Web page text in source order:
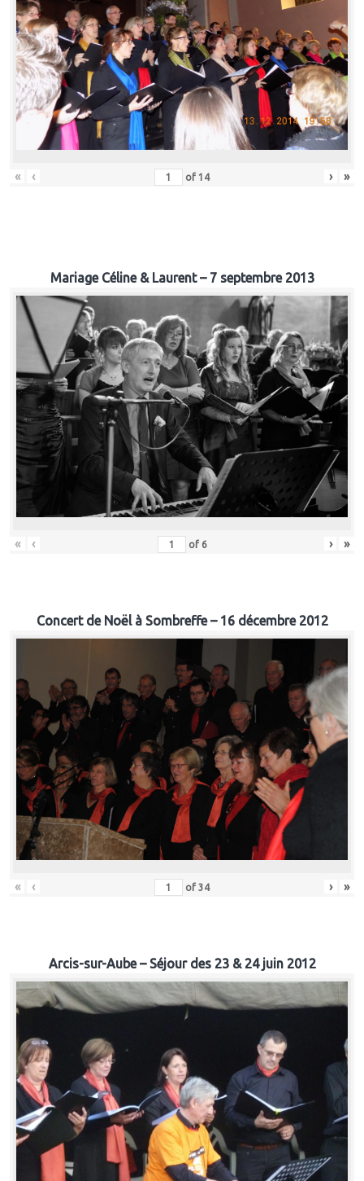
« ‹ of 14 › »
Mariage Céline & Laurent – 7 septembre 2013
« ‹ of 6 › »
Concert de Noël à Sombreffe – 16 décembre 2012
« ‹ of 34 › »
Arcis-sur-Aube – Séjour des 23 & 24 juin 2012